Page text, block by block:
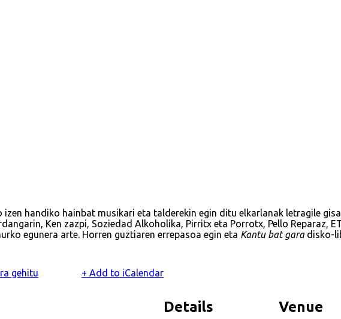
izen handiko hainbat musikari eta talderekin egin ditu elkarlanak letragile
Ken zazpi, Soziedad Alkoholika, Pirritx eta Porrotx, Pello Reparaz,
egunera arte. Horren guztiaren errepasoa egin eta Kantu bat garadisko-
gehitu + Add to iCalendar
Details Venue